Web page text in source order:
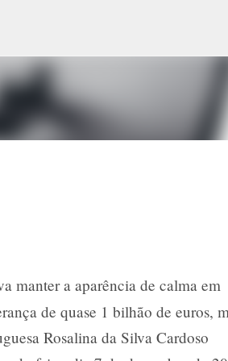
manter a aparência de calma em
de quase 1 bilhão de euros,
Rosalina da Silva Cardoso